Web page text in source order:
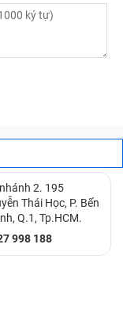
2. 195
Thái Học, P. Bến
Q.1, Tp.HCM.
998 188